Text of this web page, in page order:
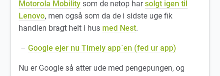
Motorola Mobility som de netop harsolgt igen til
Lenovo, men også som da de i sidste uge fik
handlen bragt helt i hus med Nest.
–Google ejer nu Timely app`en (fed ur app)
Nu er Google så atter ude med pengepungen, og